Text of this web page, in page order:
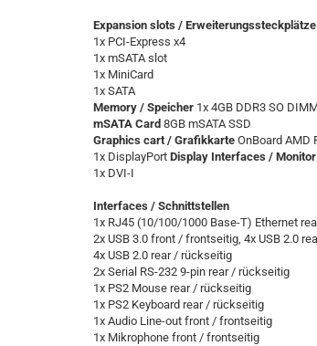
Expansion slots / Erweiterungssteckplätze
1x PCI-Express x4
1x mSATA slot
1x MiniCard
1x SATA
Memory / Speicher 1x 4GB DDR3 SO
mSATA Card 8GB mSATA SSD
Graphics cart / Grafikkarte OnBoard AMD
1x DisplayPort Display Interfaces /
1x DVI-I
Interfaces / Schnittstellen
1x RJ45 (10/100/1000 Base-T) Ethernet
2x USB 3.0 front / frontseitig, 4x USB 2.0
4x USB 2.0 rear / rückseitig
2x Serial RS-232 9-pin rear / rückseitig
1x PS2 Mouse rear / rückseitig
1x PS2 Keyboard rear / rückseitig
1x Audio Line-out front / frontseitig
1x Mikrophone front / frontseitig